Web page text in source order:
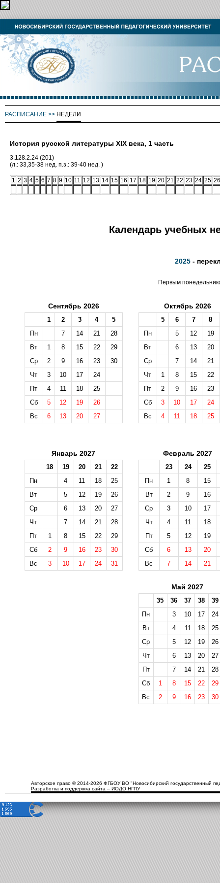
РАСПИСАНИЕ >> НЕДЕЛИ
История русской литературы XIX века, 1 часть
3.128.2.24 (201)
(л.: 33,35-38 нед. п.з.: 39-40 нед. )
1 2 3 4 5 6 7 8 9 10 11 12 13 14 15 16 17 18 19 20 21 22 23 24 25 26
Календарь учебных
2025 -
Первым
Сентябрь 2026
1 2 3 4
5
Пн
7 14 21
28
Вт
1 8 15 22
29
Ср
2 9 16 23
30
Чт
3 10 17
24
Пт
4 11 18
25
Сб
5 12 19
26
Вс
6 13 20 27
Октябрь 2026
5 6 7
8
Пн
5 12
19
Вт
6 13
20
Ср
7 14
21
Чт
1 8 15
22
Пт
2 9 16
23
Сб
3 10 17
24
Вс
4 11 18 25
Январь 2027
18 19 20 21
22
Пн
4 11 18
25
Вт
5 12 19
26
Ср
6 13 20
27
Чт
7 14 21
28
Пт
1 8 15 22
29
Сб
2 9 16 23
30
Вс
3 10 17 24 31
Февраль 2027
23 24
25
Пн
1 8
15
Вт
2 9
16
Ср
3 10
17
Чт
4 11
18
Пт
5 12
19
Сб
6 13
20
Вс
7 14 21
Май 2027
35 36 37 38
39
Пн
3 10 17
24
Вт
4 11 18
25
Ср
5 12 19
26
Чт
6 13 20
27
Пт
7 14 21
28
Сб
1 8 15 22
29
Вс
2 9 16 23 30
Авторское право © 2014-2026 ФГБОУ ВО "Новосибирский государственный
Разработка и поддержка сайта – ИОДО НГПУ